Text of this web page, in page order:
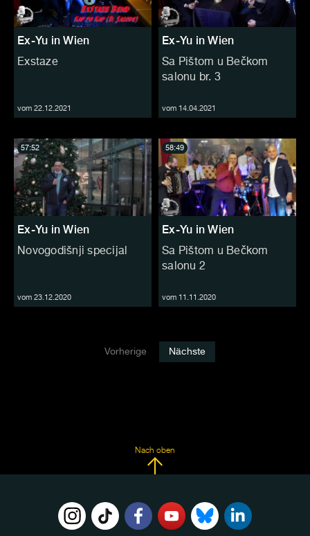
Ex-Yu in Wien
Exstaze
vom 22.12.2021
Ex-Yu in Wien
Sa Pištom u Bečkom
salonu br. 3
vom 14.04.2021
Ex-Yu in Wien
Novogodišnji specijal
vom 23.12.2020
57:52
Ex-Yu in Wien
Sa Pištom u Bečkom
salonu 2
vom 11.11.2020
58:49
Vorherige Nächste
Nach oben